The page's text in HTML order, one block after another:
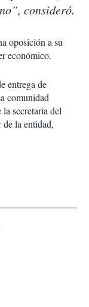
consideró.
oposición a su
económico.
entrega de
comunidad
la secretaria del
la entidad,